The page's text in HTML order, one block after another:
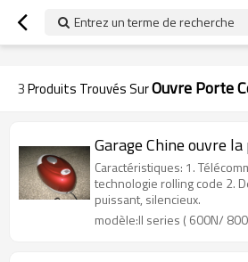
googlea70fe95786458a77.html
Entrez un terme de recherche
3Produits Trouvés SurOuvre Porte
Garage Chine ouvre
Caractéristiques: 1.
technologie rolling code 2.
puissant, silencieux.
modèle:II series ( 600N/